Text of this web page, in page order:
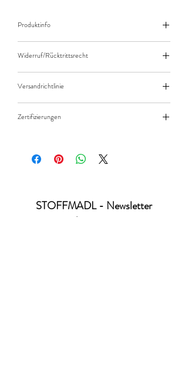
Produktinfo
10cm (0,1m) Länge des Stoffes.
Bei einer Bestellung von zB. 50cm (0,5m)
daher bitte Anzahl 5 eingeben.
Widerruf/Rücktrittsrecht
Versandrichtlinie
Zertifizierungen
Produktion nach GOTS-Standard 6.0
STOFFMADL - Newsletter
abonnieren